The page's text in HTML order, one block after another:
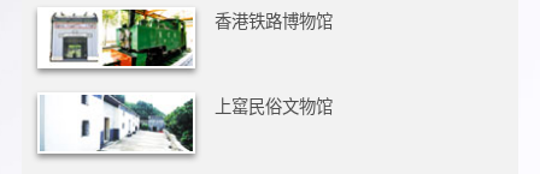
香港铁路博物馆
上窰民俗文物馆